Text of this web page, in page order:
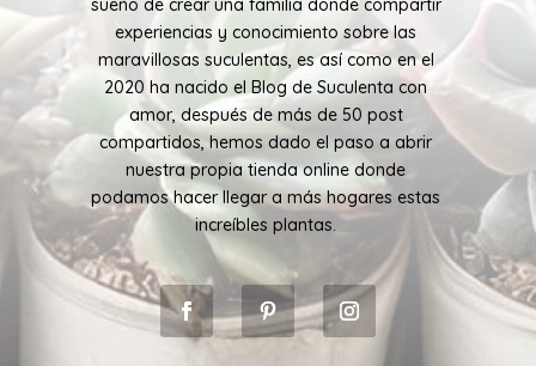
sueño de crear una familia donde compartir
experiencias y conocimiento sobre las
maravillosas suculentas, es así como en el
2020 ha nacido el Blog de Suculenta con
amor, después de más de 50 post
compartidos, hemos dado el paso a abrir
nuestra propia tienda online donde
podamos hacer llegar a más hogares estas
increíbles plantas.